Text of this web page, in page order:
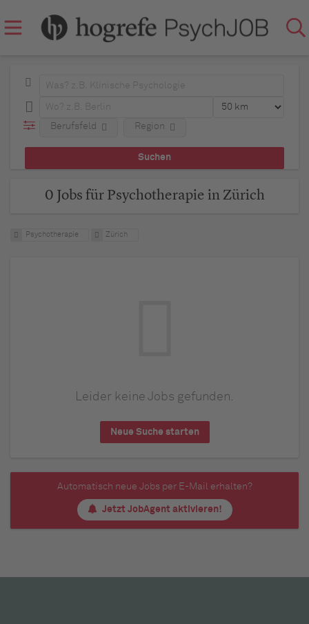
Berufsfeld Region
0 Jobs für Psychotherapie in Zürich
Psychotherapie Zürich
Leider keine Jobs gefunden.
Neue Suche starten
Automatisch neue Jobs per E-Mail erhalten?
Jetzt JobAgent aktivieren!